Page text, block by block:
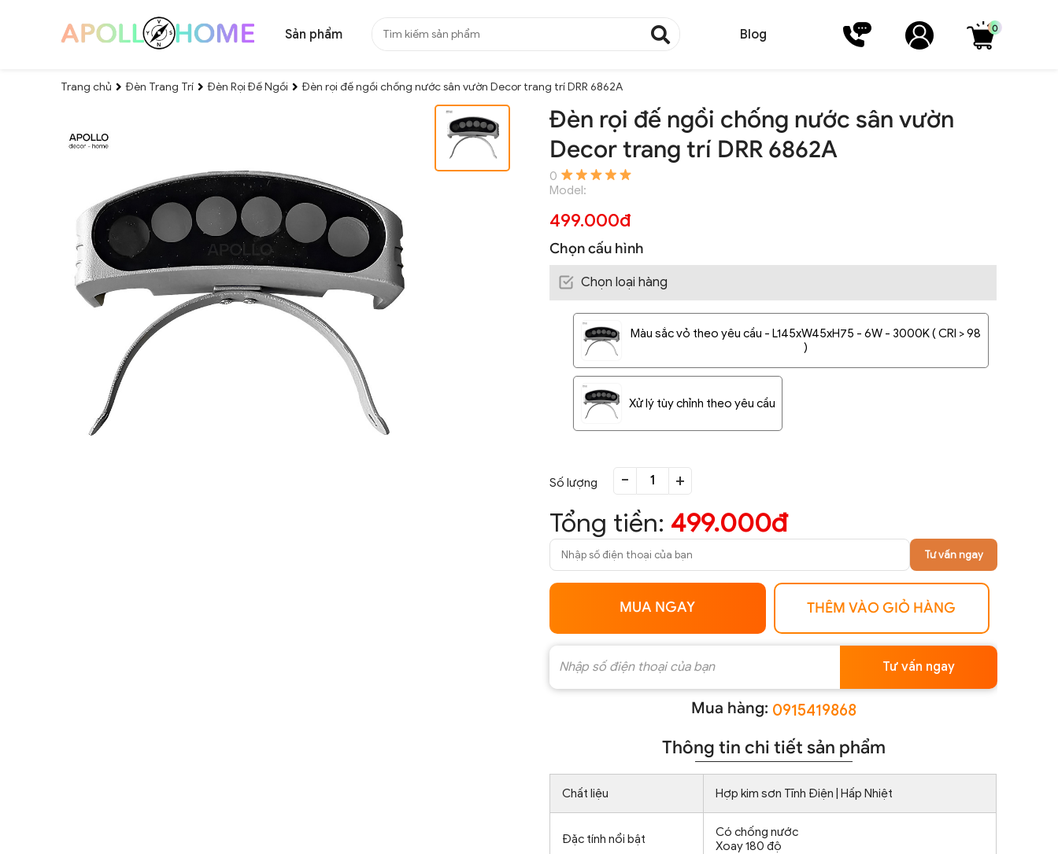
Sản phẩm Blog 0
Trang chủ Đèn Trang Trí Đèn Rọi Đế Ngồi Đèn rọi đế ngồi chống nước sân vườn Decor trang trí DRR 6862A
Đèn rọi đế ngồi chống nước sân vườn
Decor trang trí DRR 6862A
0
Model:
499.000đ
Chọn cấu hình
Chọn loại hàng
Màu sắc vỏ theo yêu cầu - L145xW45xH75 - 6W - 3000K ( CRI > 98
)
Xử lý tùy chỉnh theo yêu cầu
Số lượng - +
Tổng tiền: 499.000đ
Tư vấn ngay
MUA NGAY THÊM VÀO GIỎ HÀNG
Tư vấn ngay
Mua hàng: 0915419868
Thông tin chi tiết sản phẩm
Chất liệu Hợp kim sơn Tĩnh Điện | Hấp Nhiệt
Đặc tính nổi bật
Có chống nước
Xoay 180 độ